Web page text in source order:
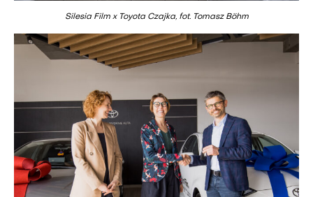
Silesia Film x Toyota Czajka, fot. Tomasz Böhm